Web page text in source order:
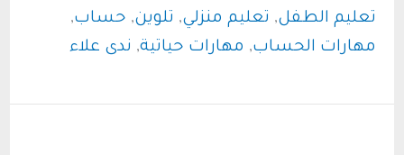
والأشكال..
تعليم الطفل, تعليم منزلي, تلوين, حساب,
مهارات الحساب, مهارات حياتية, ندى علاء